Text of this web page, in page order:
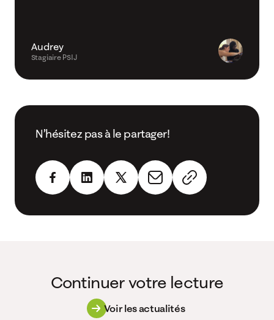
Audrey
Stagiaire PSIJ
N’hésitez pas à le partager!
Continuer votre lecture
Voir les actualités